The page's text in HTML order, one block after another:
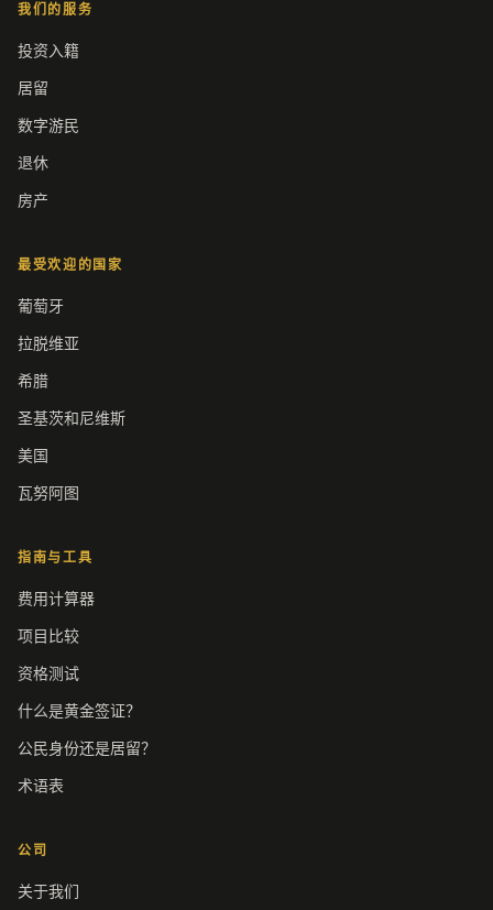
我们的服务
投资入籍
居留
数字游民
退休
房产
最受欢迎的国家
葡萄牙
拉脱维亚
希腊
圣基茨和尼维斯
美国
瓦努阿图
指南与工具
费用计算器
项目比较
资格测试
什么是黄金签证？
公民身份还是居留？
术语表
公司
关于我们